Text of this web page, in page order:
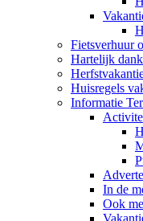
Fietsverhuur
Hartelijk
Huisregels
Informatie
In de
Ook